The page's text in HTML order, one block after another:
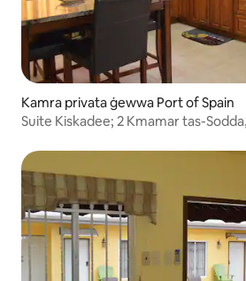
Kamra privata ġewwa Port of Spain
Suite Kiskadee; 2 Kmamar tas-